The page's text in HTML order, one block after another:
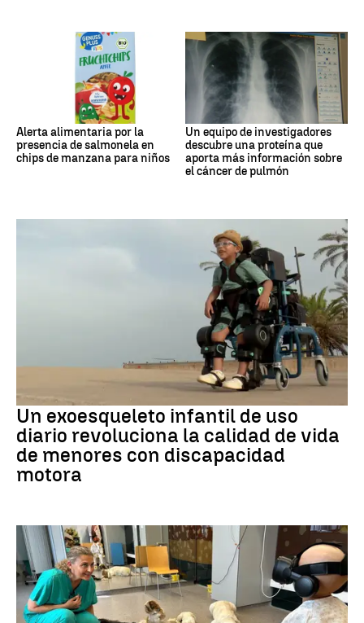
Alerta alimentaria por la
presencia de salmonela en
chips de manzana para niños
Un equipo de investigadores
descubre una proteína que
aporta más información sobre
el cáncer de pulmón
DISCAPACIDAD
Un exoesqueleto infantil de uso
diario revoluciona la calidad de vida
de menores con discapacidad
motora